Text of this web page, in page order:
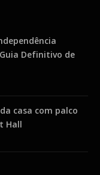
Definitivo de
casa com palco
Hall